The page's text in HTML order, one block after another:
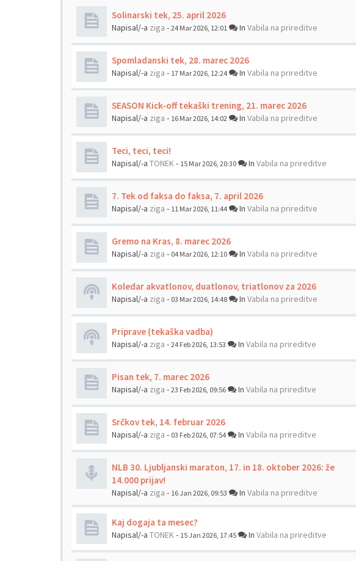
Solinarski tek, 25. april 2026
Napisal/-a ziga - 24 Mar 2026, 12:01 In Vabila na prireditve
Spomladanski tek, 28. marec 2026
Napisal/-a ziga - 17 Mar 2026, 12:24 In Vabila na prireditve
SEASON Kick-off tekaški trening, 21. marec 2026
Napisal/-a ziga - 16 Mar 2026, 14:02 In Vabila na prireditve
Teci, teci, teci!
Napisal/-a TONEK- 15 Mar 2026, 20:30 In Vabila na prireditve
7. Tek od faksa do faksa, 7. april 2026
Napisal/-a ziga - 11 Mar 2026, 11:44 In Vabila na prireditve
Gremo na Kras, 8. marec 2026
Napisal/-a ziga - 04 Mar 2026, 12:10 In Vabila na prireditve
Koledar akvatlonov, duatlonov, triatlonov za 2026
Napisal/-a ziga - 03 Mar 2026, 14:48 In Vabila na prireditve
Priprave (tekaška vadba)
Napisal/-a ziga - 24 Feb 2026, 13:53 In Vabila na prireditve
Pisan tek, 7. marec 2026
Napisal/-a ziga - 23 Feb 2026, 09:56 In Vabila na prireditve
Srčkov tek, 14. februar 2026
Napisal/-a ziga - 03 Feb 2026, 07:54 In Vabila na prireditve
NLB 30. Ljubljanski maraton, 17. in 18. oktober 2026: že
14.000 prijav!
Napisal/-a ziga - 16 Jan 2026, 09:53 In Vabila na prireditve
Kaj dogaja ta mesec?
Napisal/-a TONEK- 15 Jan 2026, 17:45 In Vabila na prireditve